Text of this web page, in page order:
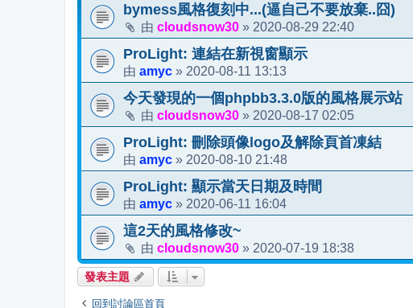
bymess風格復刻中...(逼自己不要放棄..囧)
由 cloudsnow30 » 2020-08-29 22:40
ProLight: 連結在新視窗顯示
由 amyc » 2020-08-11 13:13
今天發現的一個phpbb3.3.0版的風格展示站
由 cloudsnow30 » 2020-08-17 02:05
ProLight: 刪除頭像logo及解除頁首凍結
由 amyc » 2020-08-10 21:48
ProLight: 顯示當天日期及時間
由 amyc » 2020-06-11 16:04
這2天的風格修改~
由 cloudsnow30 » 2020-07-19 18:38
發表主題
回到討論區首頁